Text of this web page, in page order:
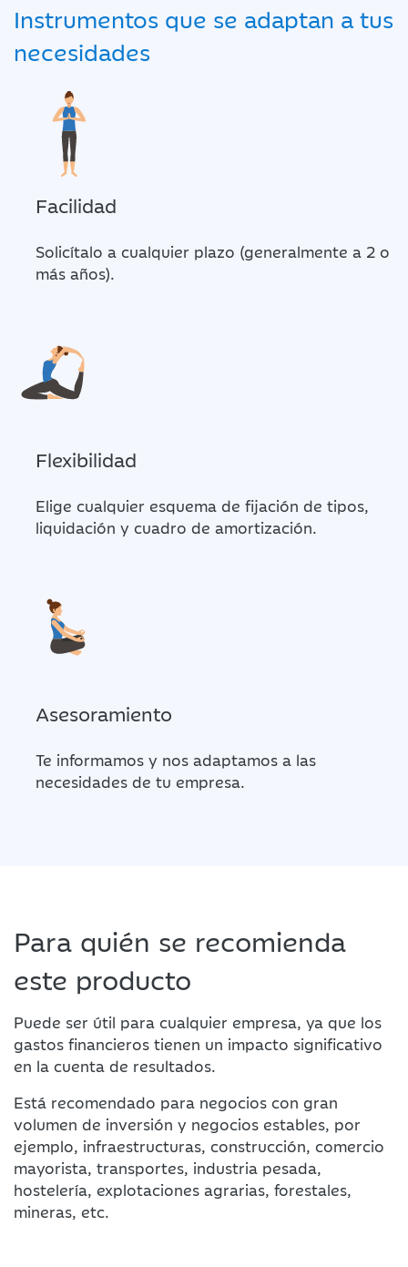
Instrumentos que se adaptan a tus
necesidades
Facilidad
Solicítalo a cualquier plazo (generalmente a 2 o
más años).
Flexibilidad
Elige cualquier esquema de fijación de tipos,
liquidación y cuadro de amortización.
Asesoramiento
Te informamos y nos adaptamos a las
necesidades de tu empresa.
Para quién se recomienda
este producto
Puede ser útil para cualquier empresa, ya que los
gastos financieros tienen un impacto significativo
en la cuenta de resultados.
Está recomendado para negocios con gran
volumen de inversión y negocios estables, por
ejemplo, infraestructuras, construcción, comercio
mayorista, transportes, industria pesada,
hostelería, explotaciones agrarias, forestales,
mineras, etc.